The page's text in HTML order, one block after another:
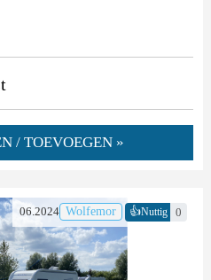
/ TOEVOEGEN »
06.2024 Wolfemor 👍Nuttig 0